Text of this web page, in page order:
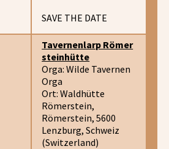
SAVE THE DATE
Tavernenlarp Römer
steinhütte
Orga: Wilde Tavernen
Orga
Ort: Waldhütte
Römerstein,
Römerstein, 5600
Lenzburg, Schweiz
(Switzerland)